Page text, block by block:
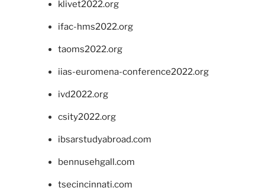
klivet2022.org
ifac-hms2022.org
taoms2022.org
iias-euromena-conference2022.org
ivd2022.org
csity2022.org
ibsarstudyabroad.com
bennusehgall.com
tsecincinnati.com